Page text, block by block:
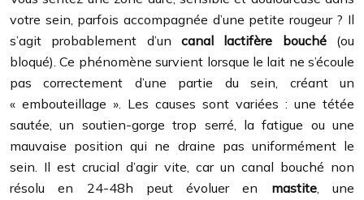
votre sein, parfois accompagnée d’une petite rougeur ? Il
s’agit probablement d’un canal lactifère bouché(ou
bloqué). Ce phénomène survient lorsque le lait ne s’écoule
pas correctement d’une partie du sein, créant un
« embouteillage ». Les causes sont variées : une tétée
sautée, un soutien-gorge trop serré, la fatigue ou une
mauvaise position qui ne draine pas uniformément le
sein. Il est crucial d’agir vite, car un canal bouché non
résolu en 24-48h peut évoluer en mastite, une